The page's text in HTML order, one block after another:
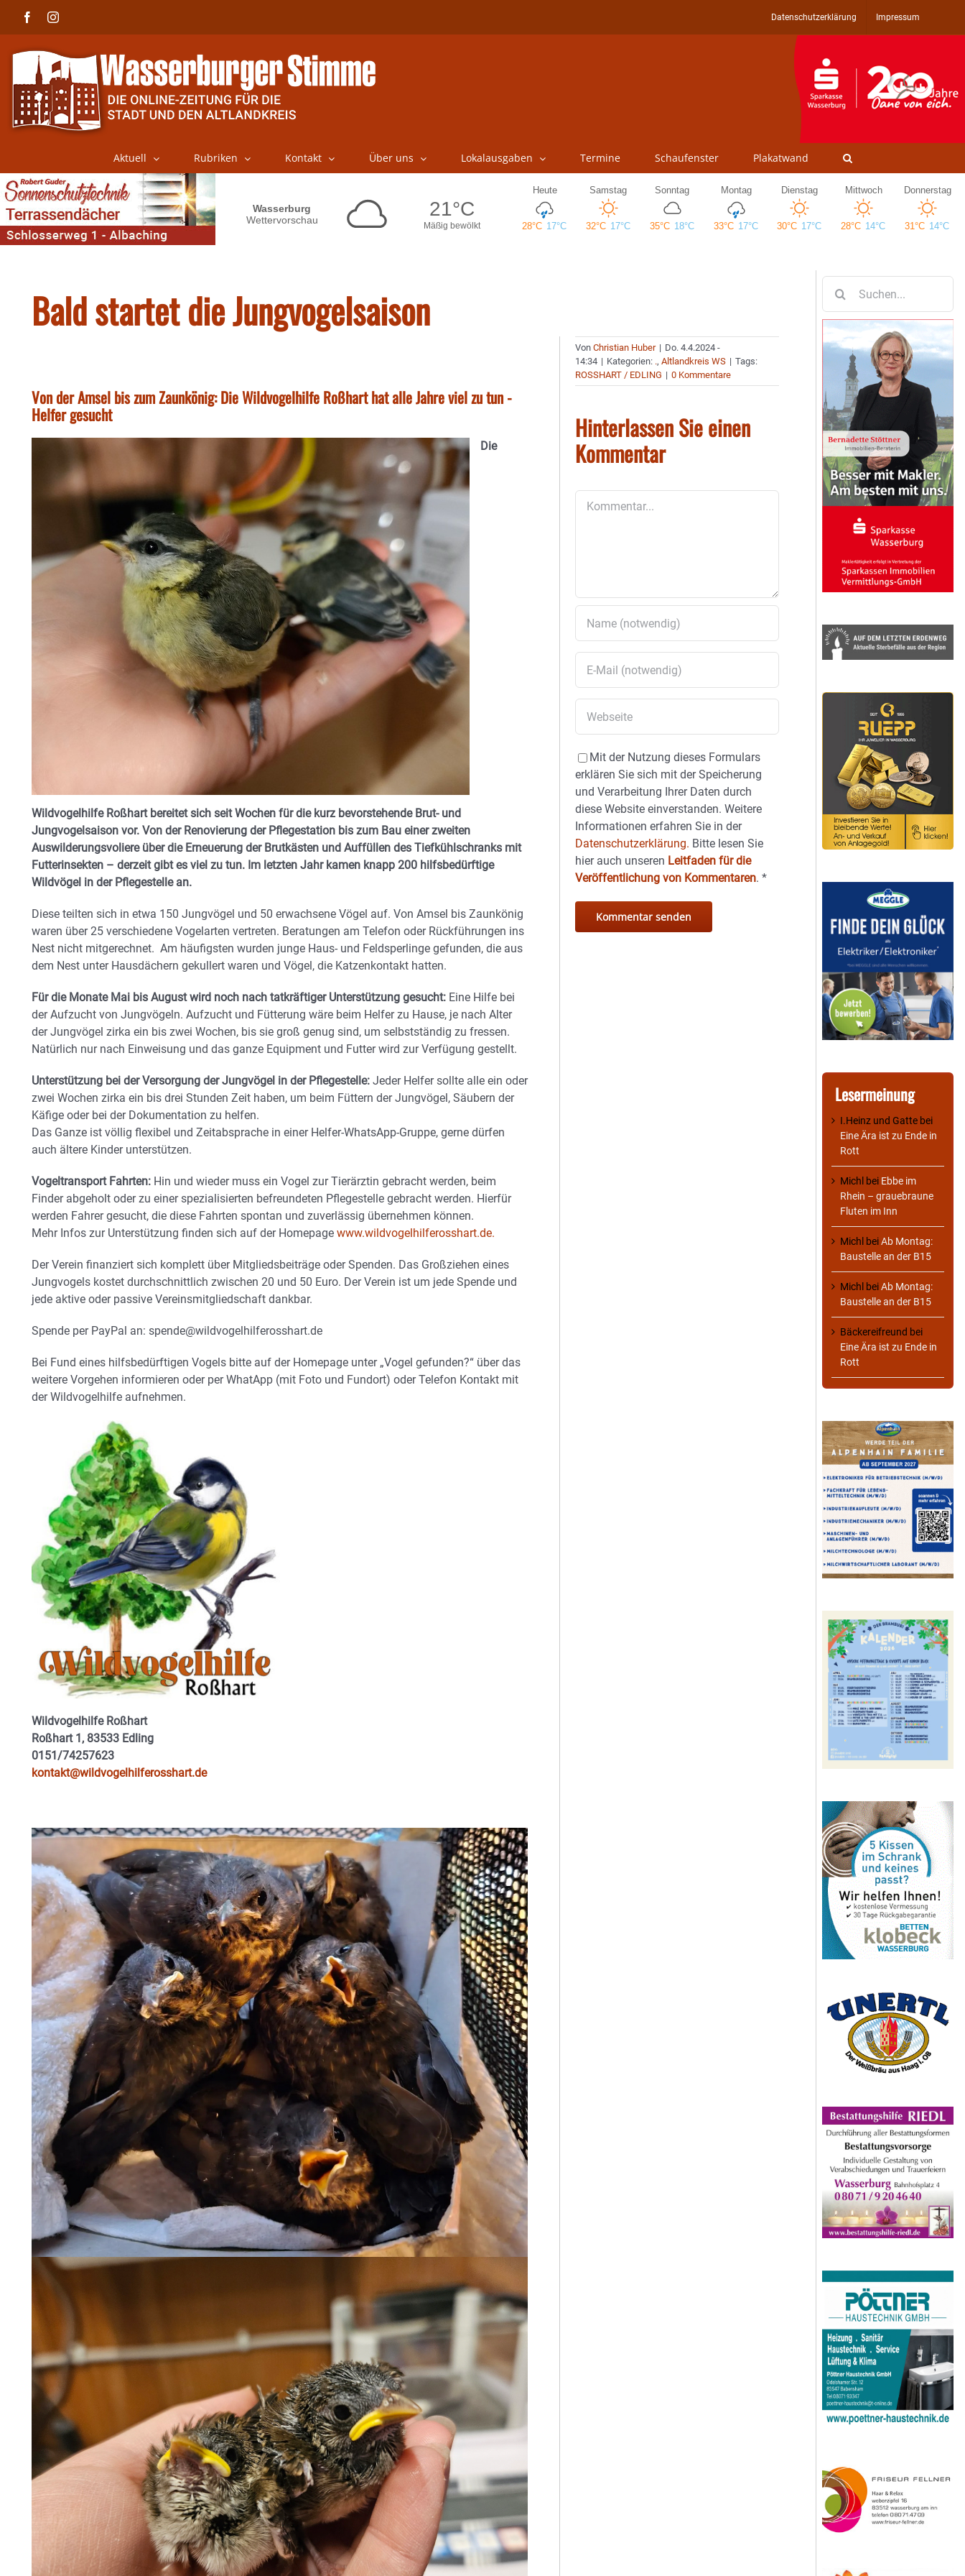
FacebookInstagram Datenschutzerklärung Impressum
Aktuell Rubriken Kontakt Über uns Lokalausgaben Termine Schaufenster Plakatwand
Bald startet die Jungvogelsaison
Von der Amsel bis zum Zaunkönig: Die Wildvogelhilfe Roßhart hat alle Jahre viel zu tun -
Helfer gesucht
Die
Wildvogelhilfe Roßhart bereitet sich seit Wochen für die kurz bevorstehende Brut- und
Jungvogelsaison vor. Von der Renovierung der Pflegestation bis zum Bau einer zweiten
Auswilderungsvoliere über die Erneuerung der Brutkästen und Auffüllen des Tiefkühlschranks mit
Futterinsekten – derzeit gibt es viel zu tun. Im letzten Jahr kamen knapp 200 hilfsbedürftige
Wildvögel in der Pflegestelle an.
Diese teilten sich in etwa 150 Jungvögel und 50 erwachsene Vögel auf. Von Amsel bis Zaunkönig
waren über 25 verschiedene Vogelarten vertreten. Beratungen am Telefon oder Rückführungen ins
Nest nicht mitgerechnet. Am häufigsten wurden junge Haus- und Feldsperlinge gefunden, die aus
dem Nest unter Hausdächern gekullert waren und Vögel, die Katzenkontakt hatten.
Für die Monate Mai bis August wird noch nach tatkräftiger Unterstützung gesucht: Eine Hilfe bei
der Aufzucht von Jungvögeln. Aufzucht und Fütterung wäre beim Helfer zu Hause, je nach Alter
der Jungvögel zirka ein bis zwei Wochen, bis sie groß genug sind, um selbstständig zu fressen.
Natürlich nur nach Einweisung und das ganze Equipment und Futter wird zur Verfügung gestellt.
Unterstützung bei der Versorgung der Jungvögel in der Pflegestelle: Jeder Helfer sollte alle ein oder
zwei Wochen zirka ein bis drei Stunden Zeit haben, um beim Füttern der Jungvögel, Säubern der
Käfige oder bei der Dokumentation zu helfen.
Das Ganze ist völlig flexibel und Zeitabsprache in einer Helfer-WhatsApp-Gruppe, gerne dürfen
auch ältere Kinder unterstützen.
Vogeltransport Fahrten: Hin und wieder muss ein Vogel zur Tierärztin gebracht werden, beim
Finder abgeholt oder zu einer spezialisierten befreundeten Pflegestelle gebracht werden. Hierfür
werden Fahrer gesucht, die diese Fahrten spontan und zuverlässig übernehmen können.
Mehr Infos zur Unterstützung finden sich auf der Homepage www.wildvogelhilferosshart.de.
Der Verein finanziert sich komplett über Mitgliedsbeiträge oder Spenden. Das Großziehen eines
Jungvogels kostet durchschnittlich zwischen 20 und 50 Euro. Der Verein ist um jede Spende und
jede aktive oder passive Vereinsmitgliedschaft dankbar.
Spende per PayPal an: spende@wildvogelhilferosshart.de
Bei Fund eines hilfsbedürftigen Vogels bitte auf der Homepage unter „Vogel gefunden?“ über das
weitere Vorgehen informieren oder per WhatApp (mit Foto und Fundort) oder Telefon Kontakt mit
der Wildvogelhilfe aufnehmen.
Wildvogelhilfe Roßhart
Roßhart 1, 83533 Edling
0151/74257623
kontakt@wildvogelhilferosshart.de
VonChristian Huber | Do. 4.4.2024 -
14:34 | Kategorien: .,Altlandkreis WS | Tags:
ROSSHART / EDLING | 0 Kommentare
Hinterlassen Sie einen
Kommentar
Mit der Nutzung dieses Formulars
erklären Sie sich mit der Speicherung
und Verarbeitung Ihrer Daten durch
diese Website einverstanden. Weitere
Informationen erfahren Sie in der
Datenschutzerklärung. Bitte lesen Sie
hier auch unseren Leitfaden für die
Veröffentlichung von Kommentaren.*
nach:
Lesermeinung
I.Heinz und Gatte bei
Eine Ära ist zu Ende in
Rott
Michl bei Ebbe im
Rhein – grauebraune
Fluten im Inn
Michl beiAb Montag:
Baustelle an der B15
Michl beiAb Montag:
Baustelle an der B15
Bäckereifreund bei
Eine Ära ist zu Ende in
Rott